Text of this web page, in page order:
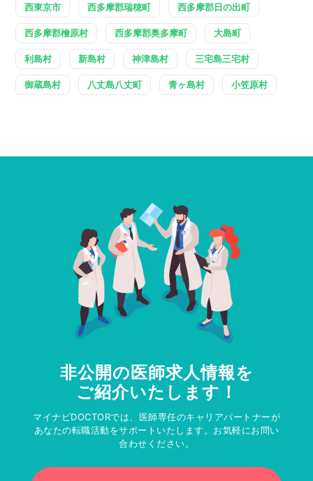
西東京市 西多摩郡瑞穂町 西多摩郡日の出町
西多摩郡檜原村 西多摩郡奥多摩町 大島町
利島村 新島村 神津島村 三宅島三宅村
御蔵島村 八丈島八丈町 青ヶ島村 小笠原村
非公開の医師求人情報を
ご紹介いたします！
マイナビDOCTORでは、医師専任のキャリアパートナーが
あなたの転職活動をサポートいたします。お気軽にお問い
合わせください。